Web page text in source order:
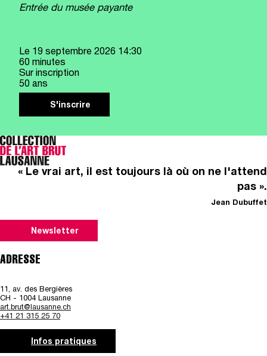
Entrée du musée payante
Le 19 septembre 2026 14:30
60 minutes
Sur inscription
50 ans
S'inscrire
« Le vrai art, il est toujours là où on ne l'attend
pas ».
Jean Dubuffet
Newsletter
ADRESSE
11, av. des Bergières
CH - 1004 Lausanne
art.brut@lausanne.ch
+41 21 315 25 70
Infos pratiques